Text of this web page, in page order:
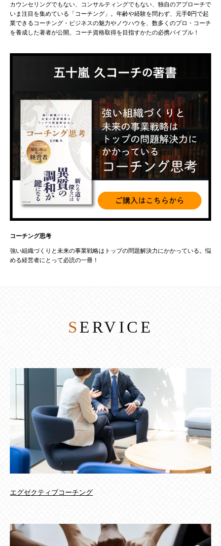
カウンセリングでもない、コンサルティングでもない、独自のアプローチで
いま注目を集めている「コーチング」。年齢や経験を問わず、元手0円で起
業できるコーチング・ビジネスの魅力やノウハウを、数多くのプロ・コーチ
を養成した著者が公開。コーチ資格取得を目指すかたの必携バイブル！
コーチング思考
強い組織づくりと未来の事業戦略はトップの問題解決力にかかっている。悩
める経営者にとって必読の一冊！
SERVICE
エグゼクティブコーチング